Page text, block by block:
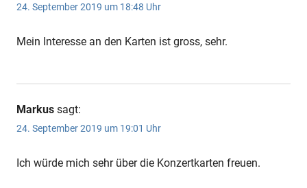
24. September 2019 um 18:48 Uhr
Mein Interesse an den Karten ist gross, sehr.
Markus sagt:
24. September 2019 um 19:01 Uhr
Ich würde mich sehr über die Konzertkarten freuen.